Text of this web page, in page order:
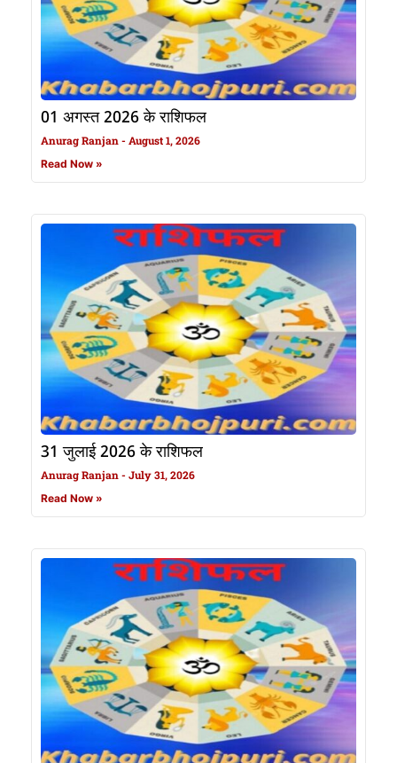
01 अगस्त 2026 के राशिफल
Anurag Ranjan August 1, 2026
Read Now »
31 जुलाई 2026 के राशिफल
Anurag Ranjan July 31, 2026
Read Now »